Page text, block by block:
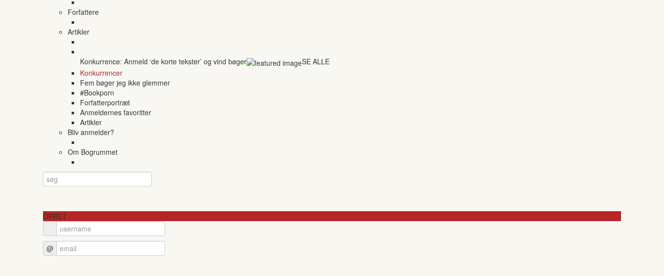
Forfattere
Artikler
Konkurrence: Anmeld ‘de korte tekster’ og vind bøger
SE ALLE
Konkurrencer
Fem bøger jeg ikke glemmer
#Bookporn
Forfatterportræt
Anmeldernes favoritter
Artikler
Bliv anmelder?
Om Bogrummet
OPRET
@